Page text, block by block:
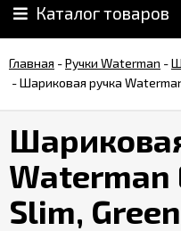
Возврат
Обзоры
ручек
Контакты
Каталог товаров
Главная -Ручки Waterman -
-Шариковая ручка
Waterman
Slim,